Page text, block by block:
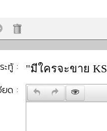
ทู้ : "มีใครจะขาย
ยด :